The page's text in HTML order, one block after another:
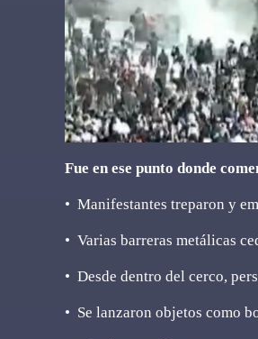
Fue en ese punto donde
•⁠ ⁠Manifestantes treparon y
•⁠ ⁠Varias barreras metálicas
•⁠ ⁠Desde dentro del cerco,
•⁠ ⁠Se lanzaron objetos como